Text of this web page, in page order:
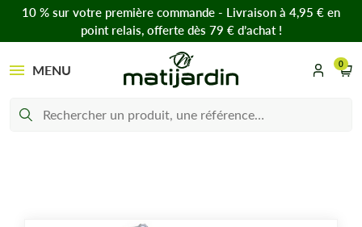
10 % sur votre première commande - Livraison à 4,95 € en
point relais, offerte dès 79 € d’achat !
MENU 0